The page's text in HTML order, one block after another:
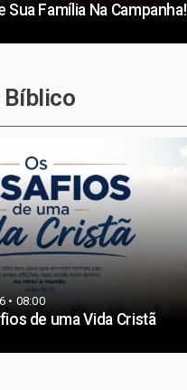
Sua Família Na Campanha!
• 08:00
de uma Vida Cristã